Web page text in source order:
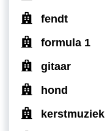
fendt
formula 1
gitaar
hond
kerstmuziek